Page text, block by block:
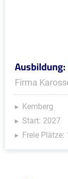
Firma
Kemberg
Start: 2027
Freie Plätze: